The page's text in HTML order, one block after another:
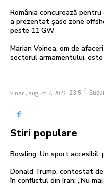
România concurează
a prezentat șase zone
peste 11 GW
Marian Voinea, om de
sectorul armamentului,
vineri, august 7, 2026 23.5 C
Stiri populare
Bowling. Un sport
Donald Trump, contestat
în conflictul din Iran: „Nu